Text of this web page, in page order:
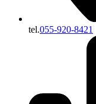
tel.055-920-8421